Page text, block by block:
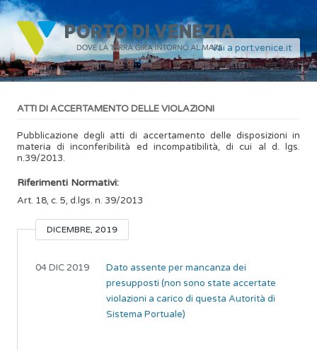
Vai a port.venice.it
ATTI DI ACCERTAMENTO DELLE VIOLAZIONI
Pubblicazione degli atti di accertamento delle disposizioni in
materia di inconferibilità ed incompatibilità, di cui al d. lgs.
n.39/2013.
Riferimenti Normativi:
Art. 18, c. 5, d.lgs. n. 39/2013
DICEMBRE, 2019
04 DIC 2019
Dato assente per mancanza dei
presupposti (non sono state accertate
violazioni a carico di questa Autorità di
Sistema Portuale)